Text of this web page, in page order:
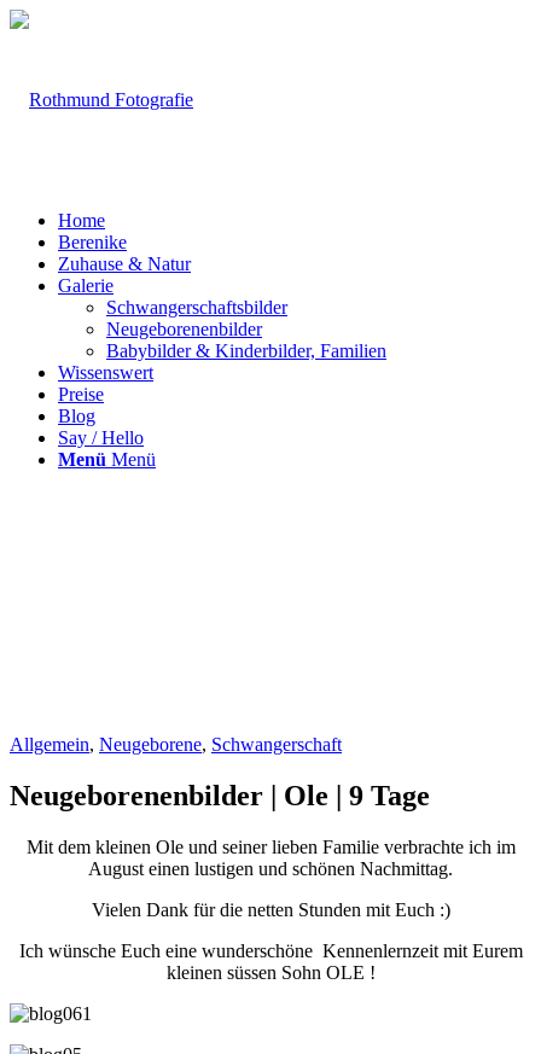
Home
Berenike
Zuhause & Natur
Galerie
Schwangerschaftsbilder
Neugeborenenbilder
Babybilder & Kinderbilder, Familien
Wissenswert
Preise
Blog
Say / Hello
Menü Menü
Allgemein, Neugeborene, Schwangerschaft
Neugeborenenbilder | Ole | 9 Tage
Mit dem kleinen Ole und seiner lieben Familie verbrachte ich im
August einen lustigen und schönen Nachmittag.
Vielen Dank für die netten Stunden mit Euch :)
Ich wünsche Euch eine wunderschöne Kennenlernzeit mit Eurem
kleinen süssen Sohn OLE !